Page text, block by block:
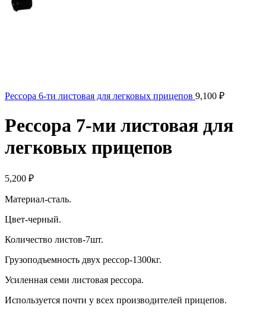
Рессора 6-ти листовая для легковых прицепов 9,100 ₽
Рессора 7-ми листовая для
легковых прицепов
5,200 ₽
Материал-сталь.
Цвет-черный.
Количество листов-7шт.
Грузоподъемность двух рессор-1300кг.
Усиленная семи листовая рессора.
Используется почти у всех производителей прицепов.